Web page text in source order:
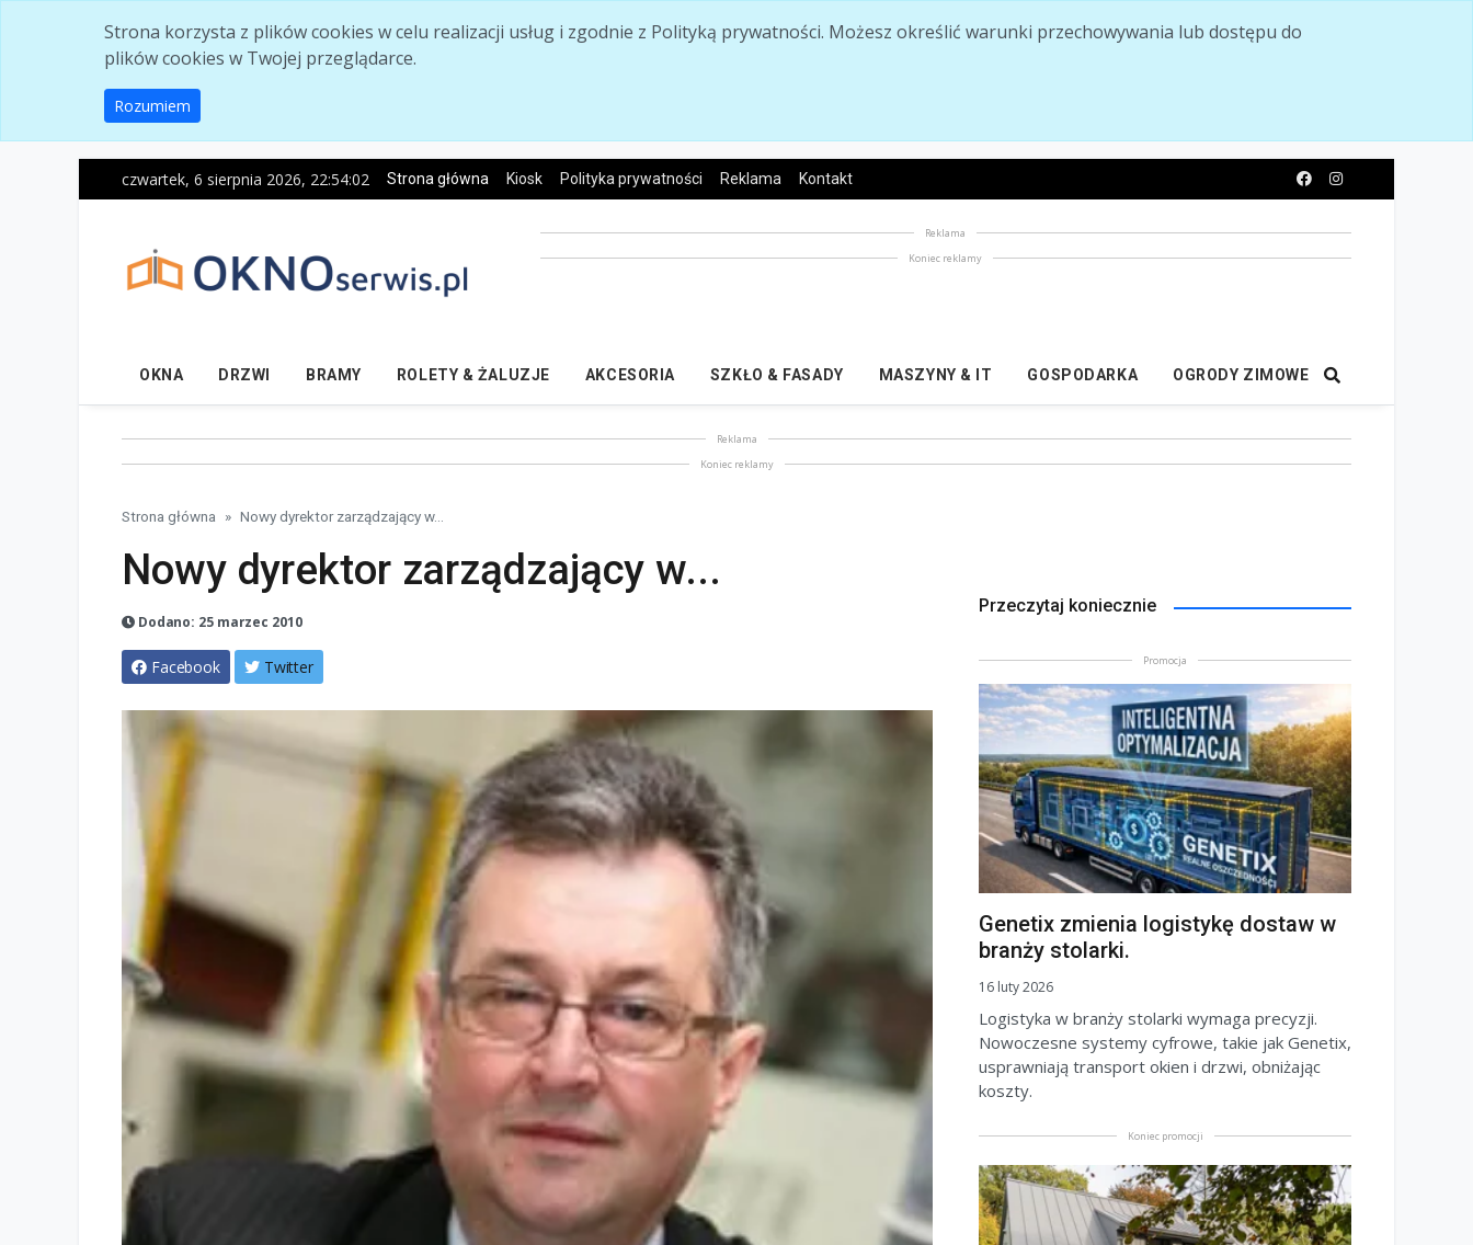
Strona korzysta z plików cookies w celu realizacji usług i zgodnie z Polityką prywatności. Możesz określić warunki przechowywania lub dostępu do
plików cookies w Twojej przeglądarce.
Rozumiem
czwartek, 6 sierpnia 2026, 22:54:03 Strona główna Kiosk Polityka prywatności Reklama Kontakt
Reklama
Koniec reklamy
OKNA DRZWI BRAMY ROLETY & ŻALUZJE AKCESORIA SZKŁO & FASADY MASZYNY & IT GOSPODARKA OGRODY ZIMOWE
Reklama
Koniec reklamy
Strona główna Nowy dyrektor zarządzający w...
Nowy dyrektor zarządzający w...
Dodano: 25 marzec 2010
Facebook Twitter
Przeczytaj koniecznie
Promocja
Genetix zmienia logistykę dostaw w
branży stolarki.
16 luty 2026
Logistyka w branży stolarki wymaga precyzji.
Nowoczesne systemy cyfrowe, takie jak Genetix,
usprawniają transport okien i drzwi, obniżając
koszty.
Koniec promocji